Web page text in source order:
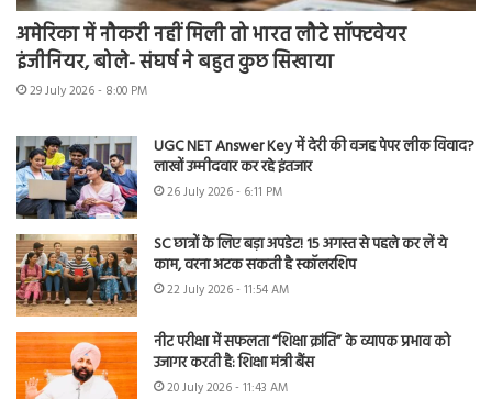
अमेरिका में नौकरी नहीं मिली तो भारत लौटे सॉफ्टवेयर
इंजीनियर, बोले- संघर्ष ने बहुत कुछ सिखाया
29 July 2026 - 8:00 PM
UGC NET Answer Key में देरी की वजह पेपर लीक विवाद?
लाखों उम्मीदवार कर रहे इंतजार
26 July 2026 - 6:11 PM
SC छात्रों के लिए बड़ा अपडेट! 15 अगस्त से पहले कर लें ये
काम, वरना अटक सकती है स्कॉलरशिप
22 July 2026 - 11:54 AM
नीट परीक्षा में सफलता “शिक्षा क्रांति” के व्यापक प्रभाव को
उजागर करती है: शिक्षा मंत्री बैंस
20 July 2026 - 11:43 AM